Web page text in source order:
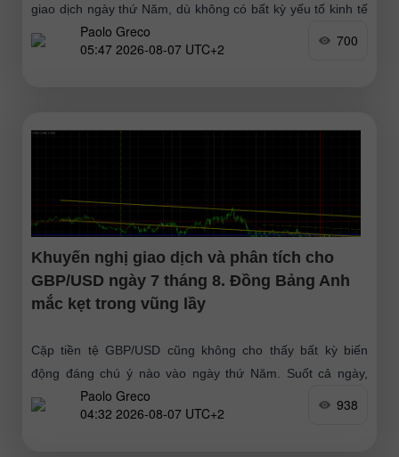
giao dịch ngày thứ Năm, dù không có bất kỳ yếu tố kinh tế
vĩ mô hay nền tảng
Paolo Greco
05:47 2026-08-07 UTC+2
700
Khuyến nghị giao dịch và phân tích cho
GBP/USD ngày 7 tháng 8. Đồng Bảng Anh
mắc kẹt trong vũng lầy
Cặp tiền tệ GBP/USD cũng không cho thấy bất kỳ biến
động đáng chú ý nào vào ngày thứ Năm. Suốt cả ngày,
không có sự kiện hay số liệu
Paolo Greco
04:32 2026-08-07 UTC+2
938